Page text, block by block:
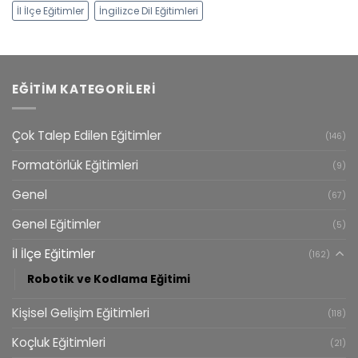
İl İlçe Eğitimler
İngilizce Dil Eğitimleri
EĞITIM KATEGORILERI
Çok Talep Edilen Eğitimler (146)
Formatörlük Eğitimleri (9)
Genel (67)
Genel Eğitimler (5)
İl İlçe Eğitimler (162)
Robotik ve Kodlama Eğitimi
Kişisel Gelişim Eğitimleri (118)
Koçluk Eğitimleri (21)